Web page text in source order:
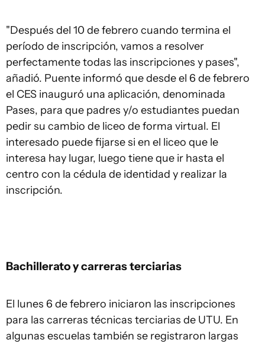
"Después del 10 de febrero cuando termina el
período de inscripción, vamos a resolver
perfectamente todas las inscripciones y pases",
añadió. Puente informó que desde el 6 de febrero
el CES inauguró una aplicación, denominada
Pases, para que padres y/o estudiantes puedan
pedir su cambio de liceo de forma virtual. El
interesado puede fijarse si en el liceo que le
interesa hay lugar, luego tiene que ir hasta el
centro con la cédula de identidad y realizar la
inscripción.
Bachillerato y carreras terciarias
El lunes 6 de febrero iniciaron las inscripciones
para las carreras técnicas terciarias de UTU. En
algunas escuelas también se registraron largas